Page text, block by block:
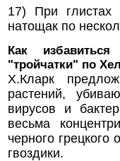
17) При глистах
натощак по
Как
"тройчатки" по
Х.Кларк
растений,
вирусов и
весьма
черного
гвоздики.